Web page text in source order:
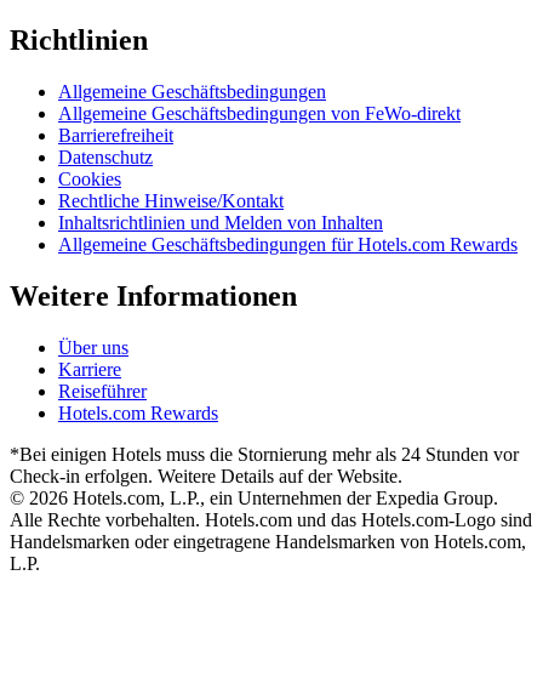
Richtlinien
Allgemeine Geschäftsbedingungen
Allgemeine Geschäftsbedingungen von FeWo-direkt
Barrierefreiheit
Datenschutz
Cookies
Rechtliche Hinweise/Kontakt
Inhaltsrichtlinien und Melden von Inhalten
Allgemeine Geschäftsbedingungen für Hotels.com Rewards
Weitere Informationen
Über uns
Karriere
Reiseführer
Hotels.com Rewards
*Bei einigen Hotels muss die Stornierung mehr als 24 Stunden vor
Check-in erfolgen. Weitere Details auf der Website.
© 2026 Hotels.com, L.P., ein Unternehmen der Expedia Group.
Alle Rechte vorbehalten. Hotels.com und das Hotels.com-Logo sind
Handelsmarken oder eingetragene Handelsmarken von Hotels.com,
L.P.